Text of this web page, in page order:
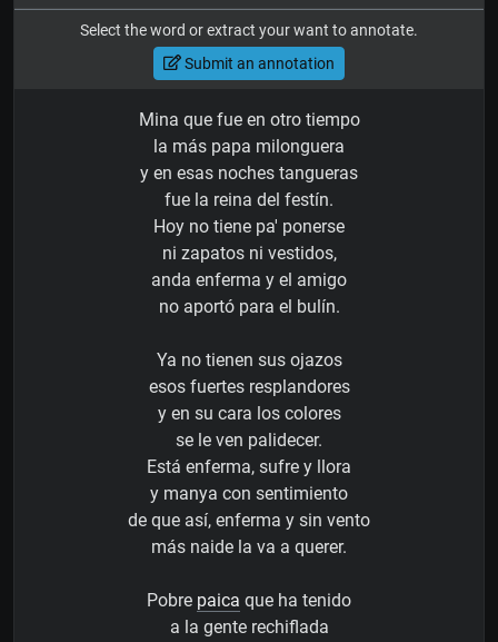
Select the word or extract your want to annotate.
Submit an annotation
Mina que fue en otro tiempo
la más papa milonguera
y en esas noches tangueras
fue la reina del festín.
Hoy no tiene pa' ponerse
ni zapatos ni vestidos,
anda enferma y el amigo
no aportó para el bulín.
Ya no tienen sus ojazos
esos fuertes resplandores
y en su cara los colores
se le ven palidecer.
Está enferma, sufre y llora
y manya con sentimiento
de que así, enferma y sin vento
más naide la va a querer.
Pobre paica que ha tenido
a la gente rechiflada